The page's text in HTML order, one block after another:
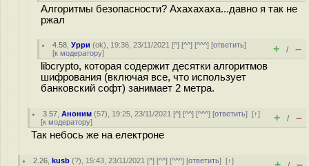
Алгоритмы безопасности? Ахахахаха...давно я так не
ржал
4.58 ,Урри (ok), 19:36, 23/11/2021 [^] [^^] [^^^] [ответить]
[к модератору] + / –
libcrypto, которая содержит десятки алгоритмов
шифрования (включая все, что использует
банковский софт) занимает 2 метра.
3.57 ,Аноним (57), 19:25, 23/11/2021 [^] [^^] [^^^] [ответить][↑]
[к модератору] + / –
Так небось же на електроне
2.26 ,kusb (?), 15:43, 23/11/2021 [^] [^^] [^^^] [ответить][↑]